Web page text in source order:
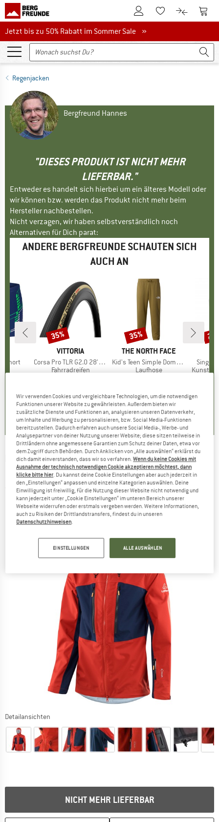
Zum KundenkontoZum Merkzettel.
Zum Zum
Jetzt bis zu 50% Rabatt im Sommer Sale
Jetzt bis zu 50% Rabatt im Sommer Sale »
Regenjacken
Bergfreund Hannes
"DIESES PRODUKT IST NICHT MEHR
LIEFERBAR."
Entweder es handelt sich hierbei um ein älteres Modell oder
wir können bzw. werden das Produkt nicht mehr beim
Hersteller nachbestellen.
Nicht verzagen, wir haben selbstverständlich noch
Alternativen für Dich parat:
ANDERE BERGFREUNDE SCHAUTEN SICH
AUCH AN
Short
MARKE
VITTORIA
Artikel
Corsa Pro TLR G2.0 28'' (30-622) Foldable
Produktgruppe
Fahrradreifen
0,0(0)
Rabatt
35%
MARKE
THE NORTH FACE
Artikel
Kid's Teen Simple Dome Light Tap Joggers
Produktgruppe
Laufhose
0,0(0)
Rabatt
35%
Artikel
Singlet
LÖFFLER -Hooded Jacket Severo WPM
Protect - Regenjacke
(0)
Detailansichten
NICHT MEHR LIEFERBAR
Wir verwenden Cookies und vergleichbare Technologien, um die notwendigen
Funktionen unserer Website zu gewährleisten. Außerdem bieten wir
zusätzliche Dienste und Funktionen an, analysieren unseren Datenverkehr,
um Inhalte und Werbung zu personalisieren, bzw. Social Media-Funktionen
bereitzustellen. Dadurch erfahren auch unsere Social Media-, Werbe- und
Analysepartner von deiner Nutzung unserer Website; diese sitzen teilweise in
Drittländern ohne angemessene Garantien zum Schutz deiner Daten, etwa vor
dem Zugriff durch Behörden. Durch Anklicken von „Alle auswählen“ erklärst du
dich damit einverstanden, dass wir so verfahren.Wenn du keine Cookies mit
Ausnahme der technisch notwendigen Cookie akzeptieren möchtest, dann
klicke bitte hier. Du kannst deine Cookie Einstellungen aber auch jederzeit in
den „Einstellungen“ anpassen und einzelne Kategorien auswählen. Deine
Einwilligung ist freiwillig, für die Nutzung dieser Website nicht notwendig und
kann jederzeit unter „Cookie Einstellungen“ im unteren Bereich unserer
Webseite widerrufen oder erstmals vergeben werden. Weitere Informationen,
auch zu Risiken der Drittlandstransfers, findest du in unseren
Datenschutzhinweisen.
EINSTELLUNGEN ALLE AUSWÄHLEN